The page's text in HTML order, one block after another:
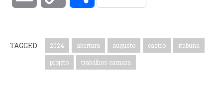
TAGGED 2024 abertura augusto castro itabuna
projeto trabalhos camara